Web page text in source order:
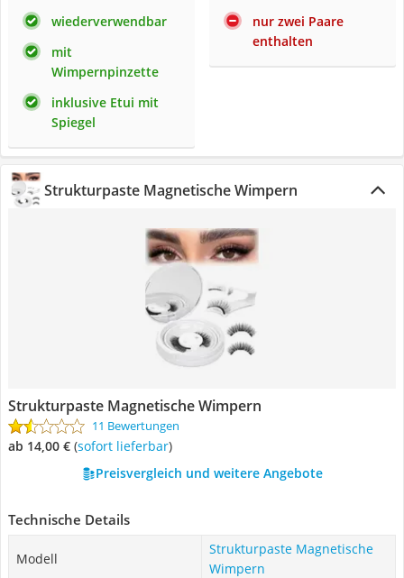
wiederverwendbar
mit
Wimpernpinzette
inklusive Etui mit
Spiegel
nur zwei Paare
enthalten
Strukturpaste Magnetische Wimpern
Strukturpaste Magnetische Wimpern
11 Bewertungen
ab 14,00 € ( Sofort lieferbar)
Preisvergleich und weitere Angebote
Technische Details
Modell
Strukturpaste Magnetische
Wimpern